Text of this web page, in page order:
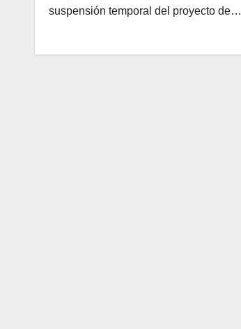
suspensión temporal del proyecto de…